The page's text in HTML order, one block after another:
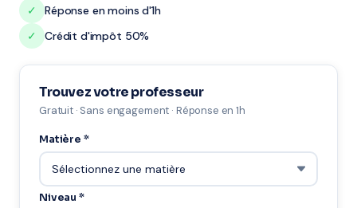
✓
Réponse en moins d'1h
✓
Crédit d'impôt 50%
Trouvez votre professeur
Gratuit · Sans engagement · Réponse en 1h
Matière *
Niveau *